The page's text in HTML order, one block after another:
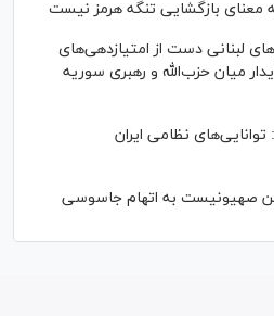
معنای بازگشایی تنگه هرمز نیست
لبنانی دست از امتیازدهی‌های
میان حزب‌الله و رهبری سوریه
نظامی ایران
صهیونیست به اتهام جاسوسی